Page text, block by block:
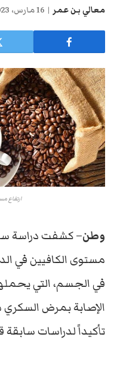
معالي بن عمر 16 مارس، 2023
ارتفاع
وطن– كشفت دراسة
مستوى الكافيين في
في الجسم، التي
الإصابة بمرض السكري
تأكيداً لدراسات